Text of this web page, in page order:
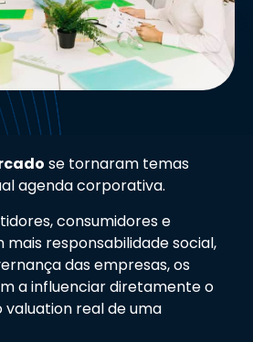
se tornaram temas
agenda corporativa.
consumidores e
mais responsabilidade social,
das empresas, os
a influenciar diretamente o
real de uma